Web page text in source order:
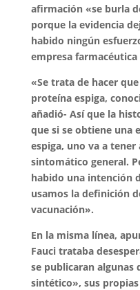
afirmación «se burla
porque la evidencia
habido ningún
empresa
«Se trata de hacer
proteína espiga,
añadió- Así que la
que si se obtiene una
espiga, uno va a
sintomático general.
habido una intención
usamos la definición
vacunación».
En la misma línea,
Fauci trataba
se publicaran algunas
sintético», sus